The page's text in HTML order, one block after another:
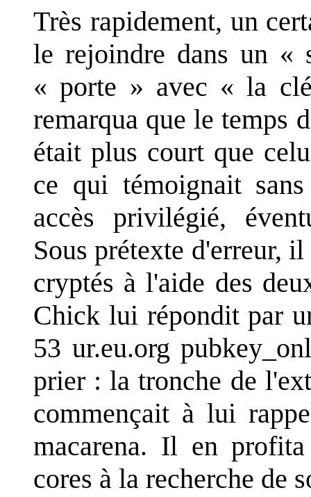
Très rapidement, un
le rejoindre dans un «
« porte » avec « la
remarqua que le temps
était plus court que
ce qui témoignait
accès privilégié,
Sous prétexte d'erreur,
cryptés à l'aide des
Chick lui répondit par
53 ur.eu.org
prier : la tronche de
commençait à lui
macarena. Il en
cores à la recherche de